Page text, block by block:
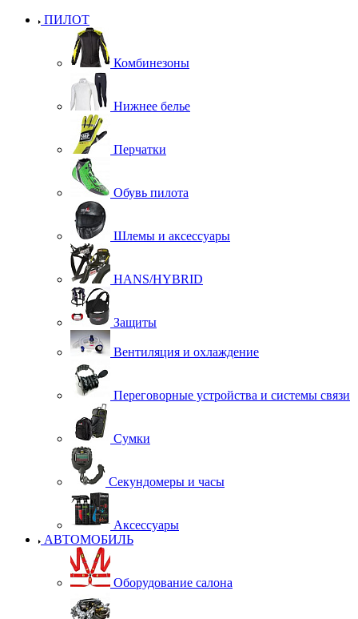
ПИЛОТ
Комбинезоны
Нижнее белье
Перчатки
Обувь пилота
Шлемы и аксессуары
HANS/HYBRID
Защиты
Вентиляция и охлаждение
Переговорные устройства и системы связи
Сумки
Секундомеры и часы
Аксессуары
АВТОМОБИЛЬ
Оборудование салона